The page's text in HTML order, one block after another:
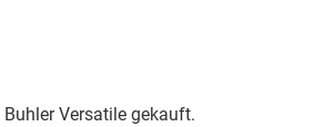
Versatile gekauft.